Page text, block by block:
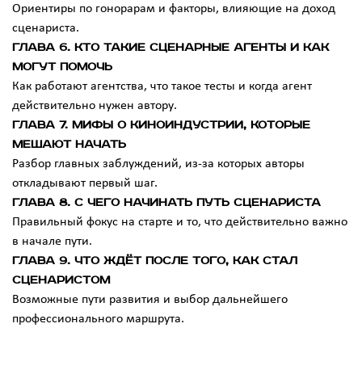
Ориентиры по гонорарам и факторы, влияющие на доход
сценариста.
Глава 6. Кто такие сценарные агенты и как
могут помочь
Как работают агентства, что такое тесты и когда агент
действительно нужен автору.
Глава 7. Мифы о киноиндустрии, которые
мешают начать
Разбор главных заблуждений, из-за которых авторы
откладывают первый шаг.
Глава 8. С чего начинать путь сценариста
Правильный фокус на старте и то, что действительно важно
в начале пути.
Глава 9. Что ждёт после того, как стал
сценаристом
Возможные пути развития и выбор дальнейшего
профессионального маршрута.